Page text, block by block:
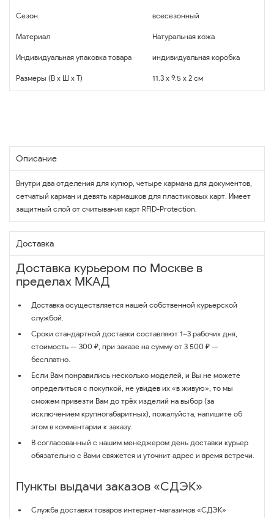
Сезон всесезонный
Материал Натуральная кожа
Индивидуальная упаковка товара индивидуальная коробка
Размеры (В x Ш x Т) 11.3 x 9.5 x 2 см
Описание
Внутри два отделения для купюр, четыре кармана для документов,
сетчатый карман и девять кармашков для пластиковых карт. Имеет
защитный слой от считывания карт RFID-Protection.
Доставка
Доставка курьером по Москве в
пределах МКАД
Доставка осуществляется нашей собственной курьерской
службой.
Сроки стандартной доставки составляют 1–3 рабочих дня,
стоимость — 300 ₽, при заказе на сумму от 3 500 ₽ —
бесплатно.
Если Вам понравились несколько моделей, и Вы не можете
определиться с покупкой, не увидев их «в живую», то мы
сможем привезти Вам до трёх изделий на выбор (за
исключением крупногабаритных), пожалуйста, напишите об
этом в комментарии к заказу.
В согласованный с нашим менеджером день доставки курьер
обязательно с Вами свяжется и уточнит адрес и время встречи.
Пункты выдачи заказов «СДЭК»
Служба доставки товаров интернет-магазинов «СДЭК»